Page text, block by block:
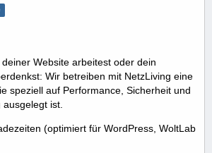
Website arbeitest oder dein
Wir betreiben mit NetzLiving eine
speziell auf Performance, Sicherheit und
ist.
(optimiert für WordPress, WoltLab